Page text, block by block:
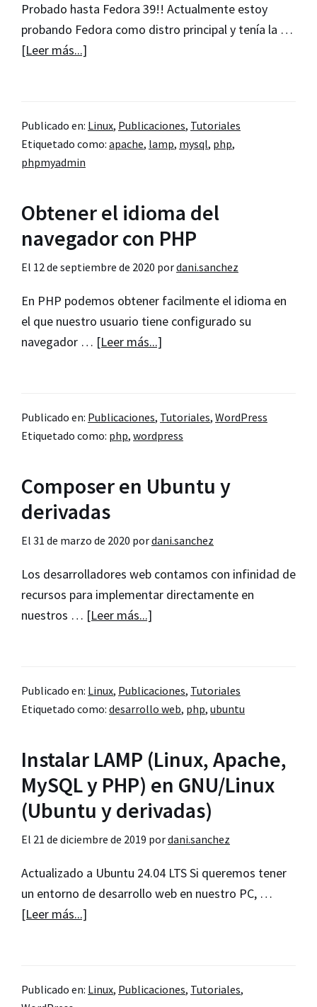
Probado hasta Fedora 39!! Actualmente estoy
probando Fedora como distro principal y tenía la …
[Leer más...]
(Linux,
Apache,
PHP)
en
Publicado en: Linux, Publicaciones, Tutoriales
Etiquetado como: apache, lamp, mysql, php,
phpmyadmin
Obtener el idioma del
navegador con PHP
El 12 de septiembre de 2020 pordani.sanchez
En PHP podemos obtener facilmente el idioma en
el que nuestro usuario tiene configurado su
navegador … [Leer más...]
idioma
del
con
Publicado en: Publicaciones, Tutoriales, WordPress
Etiquetado como: php, wordpress
Composer en Ubuntu y
derivadas
El 31 de marzo de 2020 pordani.sanchez
Los desarrolladores web contamos con infinidad de
recursos para implementar directamente en
nuestros … [Leer más...]
Ubuntu
y
Publicado en: Linux, Publicaciones, Tutoriales
Etiquetado como: desarrollo web, php, ubuntu
Instalar LAMP (Linux, Apache,
MySQL y PHP) en GNU/Linux
(Ubuntu y derivadas)
El 21 de diciembre de 2019 pordani.sanchez
Actualizado a Ubuntu 24.04 LTS Si queremos tener
un entorno de desarrollo web en nuestro PC, …
[Leer más...]
(Linux,
Publicado en: Linux, Publicaciones, Tutoriales,